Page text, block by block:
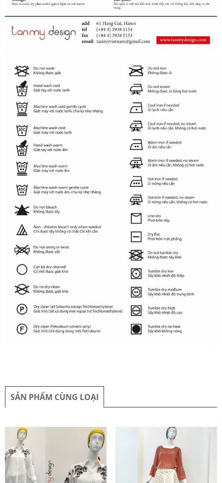
SẢN PHẨM CÙNG LOẠI